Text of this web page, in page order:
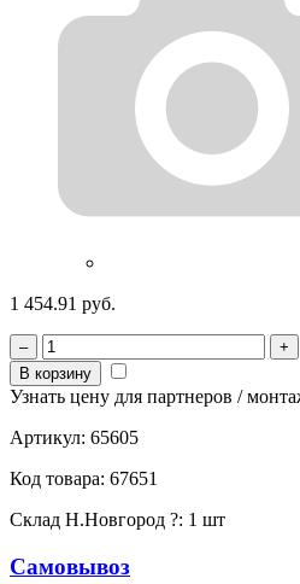
1 454.91 руб.
–
+
В корзину
Узнать цену для партнеров /
Артикул: 65605
Код товара: 67651
Склад Н.Новгород ?: 1 шт
Самовывоз